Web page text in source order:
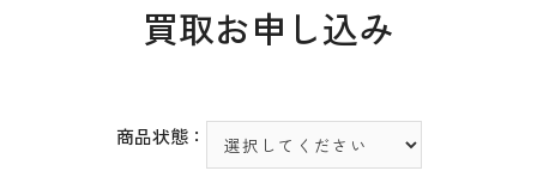
買取お申し込み
商品状態：